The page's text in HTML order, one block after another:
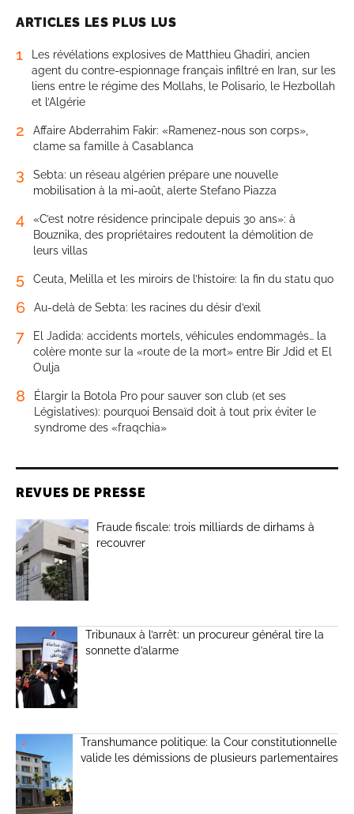
ARTICLES LES PLUS LUS
1
Les révélations explosives de Matthieu Ghadiri, ancien
agent du contre-espionnage français infiltré en Iran, sur les
liens entre le régime des Mollahs, le Polisario, le Hezbollah
et l’Algérie
2
Affaire Abderrahim Fakir: «Ramenez-nous son corps»,
clame sa famille à Casablanca
3
Sebta: un réseau algérien prépare une nouvelle
mobilisation à la mi-août, alerte Stefano Piazza
4
«C’est notre résidence principale depuis 30 ans»: à
Bouznika, des propriétaires redoutent la démolition de
leurs villas
5 Ceuta, Melilla et les miroirs de l’histoire: la fin du statu quo
6 Au-delà de Sebta: les racines du désir d’exil
7
El Jadida: accidents mortels, véhicules endommagés… la
colère monte sur la «route de la mort» entre Bir Jdid et El
Oulja
8
Élargir la Botola Pro pour sauver son club (et ses
Législatives): pourquoi Bensaïd doit à tout prix éviter le
syndrome des «fraqchia»
REVUES DE PRESSE
Fraude fiscale: trois milliards de dirhams à
recouvrer
Tribunaux à l’arrêt: un procureur général tire la
sonnette d’alarme
Transhumance politique: la Cour constitutionnelle
valide les démissions de plusieurs parlementaires